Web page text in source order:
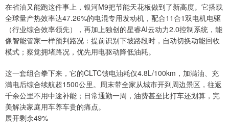
在省油又能跑这件事上，银河M9把节能天花板做到了新高度。它搭载
全球量产热效率达47.26%的电混专用发动机，配合11合1双电机电驱
（行业综合效率领先），再加上独创的星睿AI云动力2.0控制系统，能
像智能管家一样预判路况：提前识别下坡路段时，自动切换动能回收
模式；察觉拥堵路况，优先用电驱动降低油耗。
这一套组合拳下来，它的CLTC馈电油耗仅4.8L/100km，加满油、充
满电后综合续航超1500公里。周末带全家从城市开到周边景区，往返
千余公里不用中途补能；日常通勤一周，油费甚至比打车还划算，完
美解决家庭用车养车贵的痛点。
展开剩余49%